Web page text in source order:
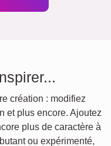
création : modifiez
et plus encore. Ajoutez
plus de caractère à
ou expérimenté,